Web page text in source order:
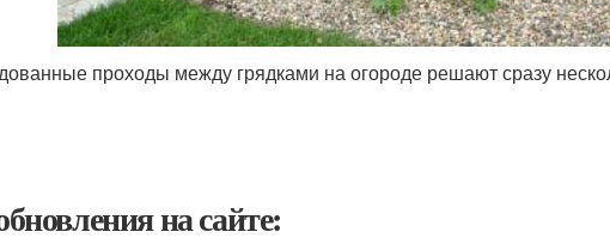
проходы между грядками на огороде решают сразу
на сайте: